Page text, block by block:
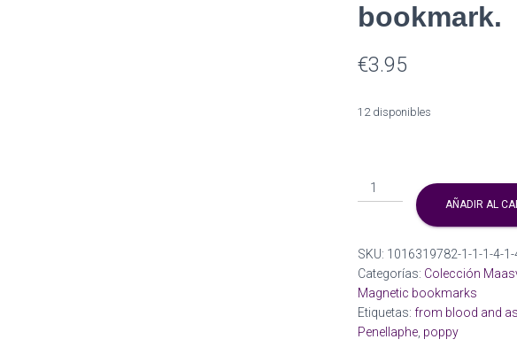
bookmark.
€3.95
12 disponibles
Ruhn
and
y
Night
cutie,
Crescent
city
AÑADIR AL
SKU: 1016319782-1-1-1-4-1-
Categorías: Colección
Magnetic bookmarks
Etiquetas: from blood and
Penellaphe poppy